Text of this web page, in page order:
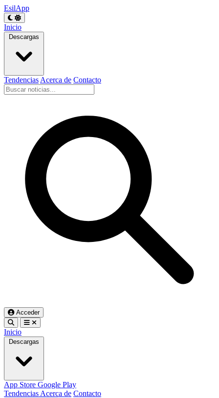
EsilApp
Inicio
Descargas
Tendencias Acerca de Contacto
Acceder
Inicio
Descargas
App Store Google Play
Tendencias Acerca de Contacto